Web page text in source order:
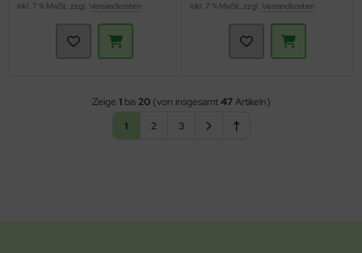
inkl. 7 % MwSt. zzgl. Versandkosten
inkl. 7 % MwSt. zzgl. Versandkosten
Zeige 1bis20(von insgesamt47Artikeln)
1
2 3